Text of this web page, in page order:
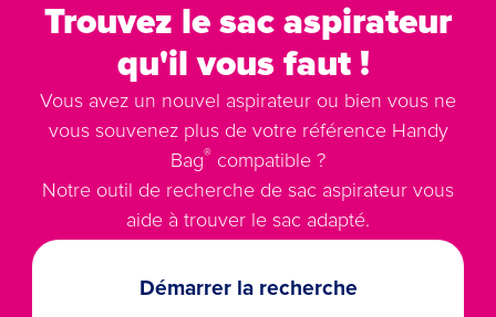
Trouvez le sac aspirateur
qu'il vous faut !
Vous avez un nouvel aspirateur ou bien vous ne
vous souvenez plus de votre référence Handy
Bag® compatible ?
Notre outil de recherche de sac aspirateur vous
aide à trouver le sac adapté.
Démarrer la recherche